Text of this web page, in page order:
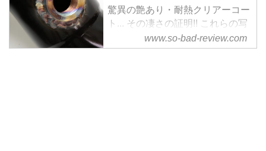
驚異の艶あり・耐熱クリアーコー
ト... その凄さの証明!! これらの写
真... 見る人が見れば、きっと大い
に驚かれる事と思います。先日来
www.so-bad-review.com